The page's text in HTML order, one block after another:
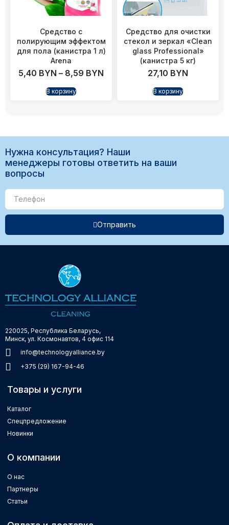
Средство с
полирующим эффектом
для пола (канистра 1 л)
Arena
5,40 BYN – 8,59 BYN
В корзину
Средство для очистки
стекол и зеркал «Clean
glass Professional»
(канистра 5 кг)
27,10 BYN
В корзину
Нужна консультация? Наши
менеджеры готовы ответить на ваши
вопросы
Отправить
220025, Республика Беларусь,
Минск, ул. Космонавтов, 4 офис 114
info@technologyalliance.by
+375 (29) 167-94-46
Товары и услуги
Каталог
Спецпредложение
Новинки
О компании
О нас
Партнеры
Статьи